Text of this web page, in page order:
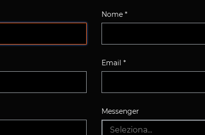
Nome *
Email *
Messenger
Seleziona...